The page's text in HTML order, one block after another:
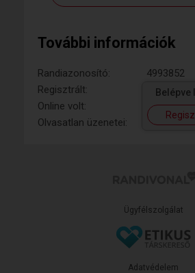
További információk
Randiazonosító:
4993852
Regisztrált:
Online volt:
Olvasatlan üzenetei:
Belépve
Ügyfélszolgálat
Adatvédelem